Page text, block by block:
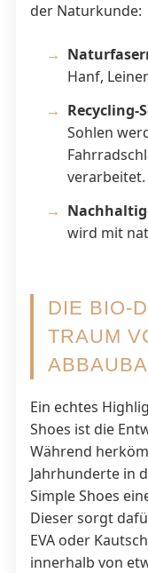
der Naturkunde:
Hanf,
Recycling-
Sohlen
verarbeitet.
wird mit
DIE BIO-
TRAUM
Ein echtes
Shoes ist die
Während
Jahrhunderte in
Simple Shoes
Dieser sorgt
EVA oder
innerhalb von